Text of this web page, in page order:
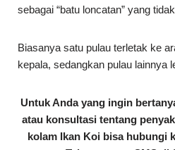
sebagai “batu loncatan” yang
Biasanya satu pulau terletak ke
kepala, sedangkan pulau lainnya
Untuk Anda yang ingin
atau konsultasi tentang
kolam Ikan Koi bisa hubungi